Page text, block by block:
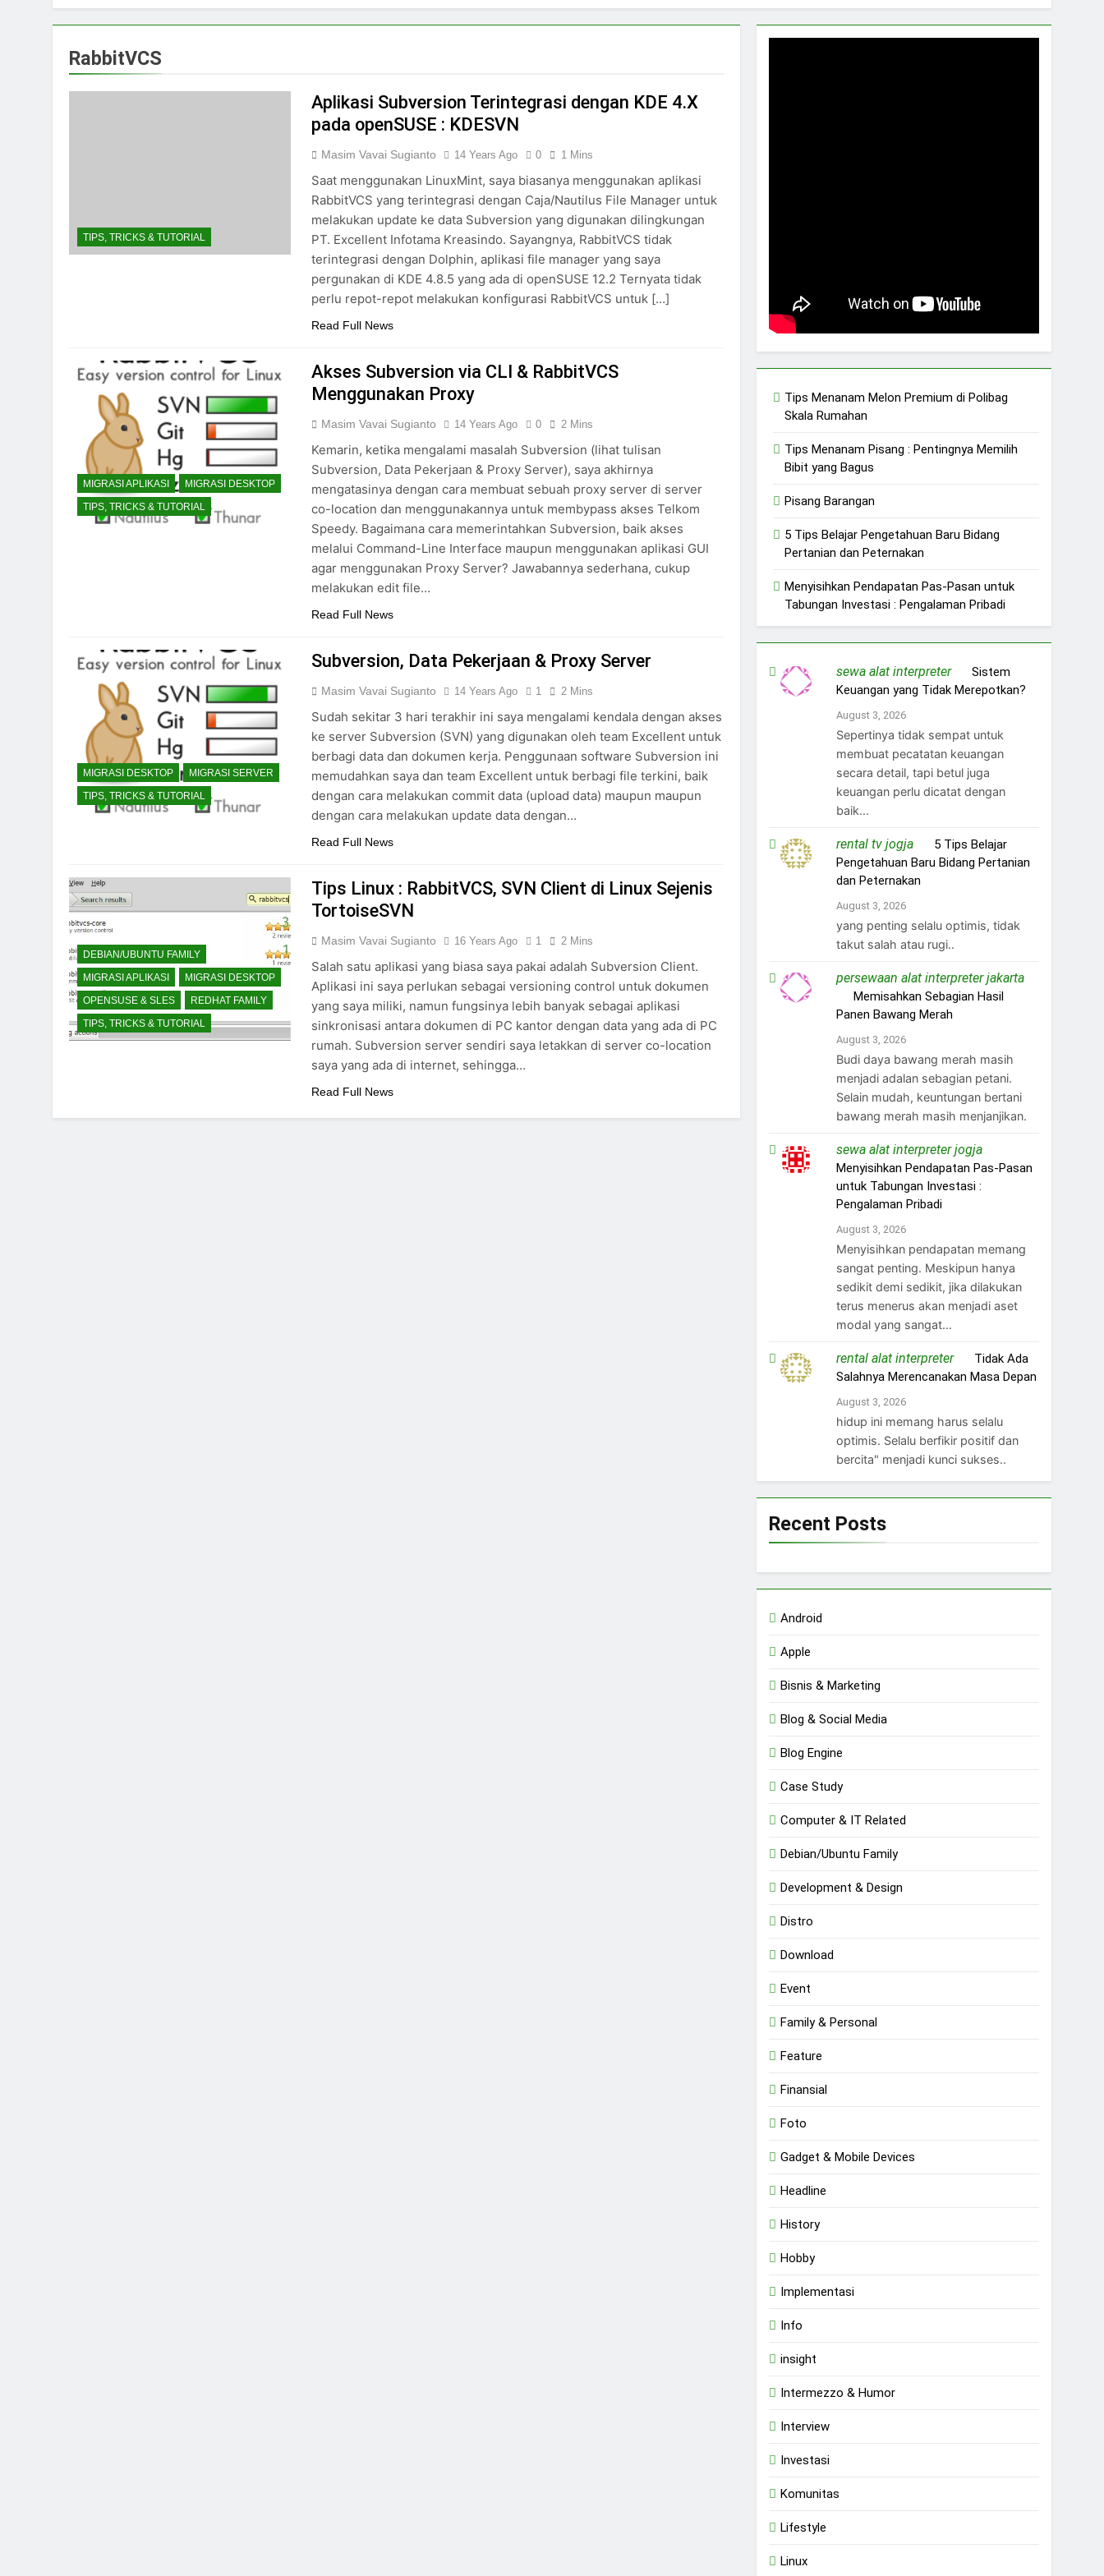
RabbitVCS
TIPS, TRICKS & TUTORIAL
Aplikasi Subversion Terintegrasi dengan KDE 4.X
pada openSUSE : KDESVN
Masim Vavai Sugianto 14 Years Ago 0 1 Mins
Saat menggunakan LinuxMint, saya biasanya menggunakan aplikasi
RabbitVCS yang terintegrasi dengan Caja/Nautilus File Manager untuk
melakukan update ke data Subversion yang digunakan dilingkungan
PT. Excellent Infotama Kreasindo. Sayangnya, RabbitVCS tidak
terintegrasi dengan Dolphin, aplikasi file manager yang saya
pergunakan di KDE 4.8.5 yang ada di openSUSE 12.2 Ternyata tidak
perlu repot-repot melakukan konfigurasi RabbitVCS untuk […]
Read Full News
MIGRASI APLIKASI
MIGRASI DESKTOP
TIPS, TRICKS & TUTORIAL
Akses Subversion via CLI & RabbitVCS
Menggunakan Proxy
Masim Vavai Sugianto 14 Years Ago 0 2 Mins
Kemarin, ketika mengalami masalah Subversion (lihat tulisan
Subversion, Data Pekerjaan & Proxy Server), saya akhirnya
mengatasinya dengan cara membuat sebuah proxy server di server
co-location dan menggunakannya untuk membypass akses Telkom
Speedy. Bagaimana cara memerintahkan Subversion, baik akses
melalui Command-Line Interface maupun menggunakan aplikasi GUI
agar menggunakan Proxy Server? Jawabannya sederhana, cukup
melakukan edit file…
Read Full News
MIGRASI DESKTOP
MIGRASI SERVER
TIPS, TRICKS & TUTORIAL
Subversion, Data Pekerjaan & Proxy Server
Masim Vavai Sugianto 14 Years Ago 1 2 Mins
Sudah sekitar 3 hari terakhir ini saya mengalami kendala dengan akses
ke server Subversion (SVN) yang digunakan oleh team Excellent untuk
berbagi data dan dokumen kerja. Penggunaan software Subversion ini
memudahkan saya dan team Excellent untuk berbagi file terkini, baik
dengan cara melakukan commit data (upload data) maupun maupun
dengan cara melakukan update data dengan…
Read Full News
DEBIAN/UBUNTU FAMILY
MIGRASI APLIKASI
MIGRASI DESKTOP
OPENSUSE & SLES
REDHAT FAMILY
TIPS, TRICKS & TUTORIAL
Tips Linux : RabbitVCS, SVN Client di Linux Sejenis
TortoiseSVN
Masim Vavai Sugianto 16 Years Ago 1 2 Mins
Salah satu aplikasi yang biasa saya pakai adalah Subversion Client.
Aplikasi ini saya perlukan sebagai versioning control untuk dokumen
yang saya miliki, namun fungsinya lebih banyak sebagai aplikasi
sinkronisasi antara dokumen di PC kantor dengan data yang ada di PC
rumah. Subversion server sendiri saya letakkan di server co-location
saya yang ada di internet, sehingga…
Read Full News
Tips Menanam Melon Premium di Polibag
Skala Rumahan
Tips Menanam Pisang : Pentingnya Memilih
Bibit yang Bagus
Pisang Barangan
5 Tips Belajar Pengetahuan Baru Bidang
Pertanian dan Peternakan
Menyisihkan Pendapatan Pas-Pasan untuk
Tabungan Investasi : Pengalaman Pribadi
sewa alat interpreteron Sistem
Keuangan yang Tidak Merepotkan?
August 3, 2026
Sepertinya tidak sempat untuk
membuat pecatatan keuangan
secara detail, tapi betul juga
keuangan perlu dicatat dengan
baik...
rental tv jogjaon 5 Tips Belajar
Pengetahuan Baru Bidang Pertanian
dan Peternakan
August 3, 2026
yang penting selalu optimis, tidak
takut salah atau rugi..
persewaan alat interpreter jakarta
Memisahkan Sebagian Hasil
Panen Bawang Merah
August 3, 2026
Budi daya bawang merah masih
menjadi adalan sebagian petani.
Selain mudah, keuntungan bertani
bawang merah masih menjanjikan.
sewa alat interpreter jogjaon
Menyisihkan Pendapatan Pas-Pasan
untuk Tabungan Investasi :
Pengalaman Pribadi
August 3, 2026
Menyisihkan pendapatan memang
sangat penting. Meskipun hanya
sedikit demi sedikit, jika dilakukan
terus menerus akan menjadi aset
modal yang sangat…
rental alat interpreteron Tidak Ada
Salahnya Merencanakan Masa Depan
August 3, 2026
hidup ini memang harus selalu
optimis. Selalu berfikir positif dan
bercita" menjadi kunci sukses..
Recent Posts
Android
Apple
Bisnis & Marketing
Blog & Social Media
Blog Engine
Case Study
Computer & IT Related
Debian/Ubuntu Family
Development & Design
Distro
Download
Event
Family & Personal
Feature
Finansial
Foto
Gadget & Mobile Devices
Headline
History
Hobby
Implementasi
Info
insight
Intermezzo & Humor
Interview
Investasi
Komunitas
Lifestyle
Linux